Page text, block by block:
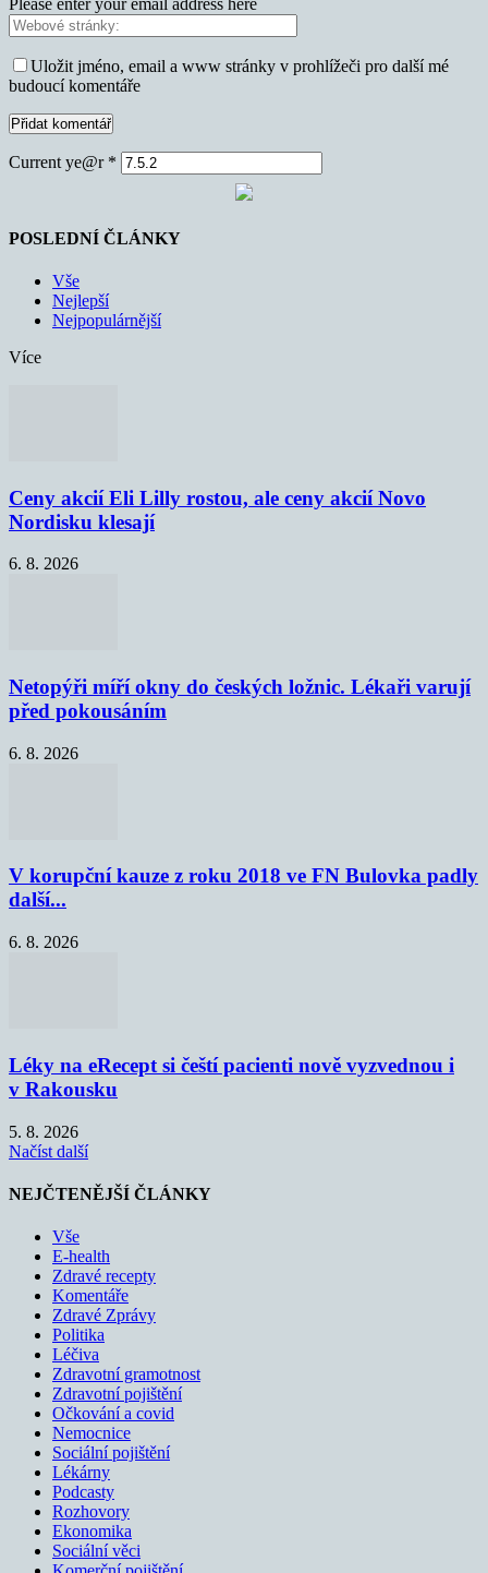
Please enter your email address here
Uložit jméno, email a www stránky v prohlížeči pro další mé
budoucí komentáře
Current ye@r *
POSLEDNÍ ČLÁNKY
Vše
Nejlepší
Nejpopulárnější
Více
Ceny akcií Eli Lilly rostou, ale ceny akcií Novo
Nordisku klesají
6. 8. 2026
Netopýři míří okny do českých ložnic. Lékaři varují
před pokousáním
6. 8. 2026
V korupční kauze z roku 2018 ve FN Bulovka padly
další...
6. 8. 2026
Léky na eRecept si čeští pacienti nově vyzvednou i
v Rakousku
5. 8. 2026
Načíst další
NEJČTENĚJŠÍ ČLÁNKY
Vše
E-health
Zdravé recepty
Komentáře
Zdravé Zprávy
Politika
Léčiva
Zdravotní gramotnost
Zdravotní pojištění
Očkování a covid
Nemocnice
Sociální pojištění
Lékárny
Podcasty
Rozhovory
Ekonomika
Sociální věci